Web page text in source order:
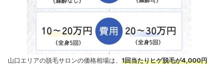
山口エリアの脱毛サロンの価格相場は、 1回当たりヒゲ脱毛が4,000円